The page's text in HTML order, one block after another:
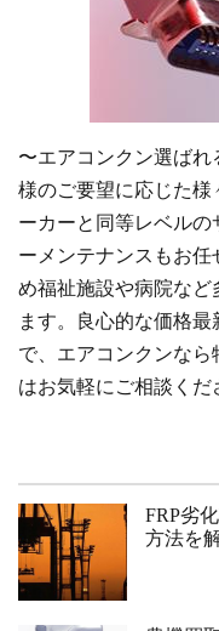
〜エアコンクン選ば
様のご要望に応じた様
ーカーと同等レベル
ーメンテナンスもお
め福祉施設や病院など
ます。良心的な価格
で、エアコンクンな
はお気軽にご相談くだ
FRP劣
方法を